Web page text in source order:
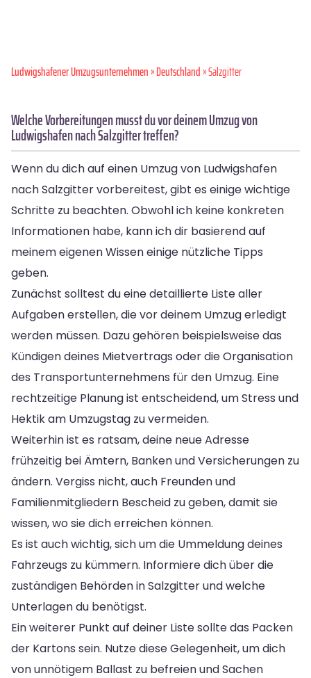
Ludwigshafener Umzugsunternehmen»Deutschland» Salzgitter
Welche Vorbereitungen musst du vor deinem Umzug von
Ludwigshafen nach Salzgitter treffen?
Wenn du dich auf einen Umzug von Ludwigshafen
nach Salzgitter vorbereitest, gibt es einige wichtige
Schritte zu beachten. Obwohl ich keine konkreten
Informationen habe, kann ich dir basierend auf
meinem eigenen Wissen einige nützliche Tipps
geben.
Zunächst solltest du eine detaillierte Liste aller
Aufgaben erstellen, die vor deinem Umzug erledigt
werden müssen. Dazu gehören beispielsweise das
Kündigen deines Mietvertrags oder die Organisation
des Transportunternehmens für den Umzug. Eine
rechtzeitige Planung ist entscheidend, um Stress und
Hektik am Umzugstag zu vermeiden.
Weiterhin ist es ratsam, deine neue Adresse
frühzeitig bei Ämtern, Banken und Versicherungen zu
ändern. Vergiss nicht, auch Freunden und
Familienmitgliedern Bescheid zu geben, damit sie
wissen, wo sie dich erreichen können.
Es ist auch wichtig, sich um die Ummeldung deines
Fahrzeugs zu kümmern. Informiere dich über die
zuständigen Behörden in Salzgitter und welche
Unterlagen du benötigst.
Ein weiterer Punkt auf deiner Liste sollte das Packen
der Kartons sein. Nutze diese Gelegenheit, um dich
von unnötigem Ballast zu befreien und Sachen